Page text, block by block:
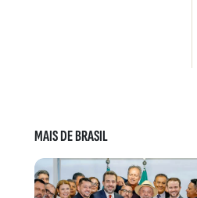
MAIS DE BRASIL